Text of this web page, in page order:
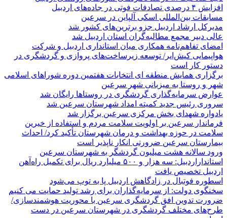
افزایش ۴ درصدی تصادفات فوتی در جاده‌های اردبیل
مسابقات بین‌المللی اسکی آلپاین در سرعین
مدیرکل ارشاد اردبیل جزو برترین‌های کشور شد
عالی دبیر مجمع مطالبه‌گران استان اردبیل شد
امضای تفاهم‌نامه همکاری میان استانداری اردبیل و شرکت
هواپیمایی کیش‌ایر/ توسعه زیرساخت‌های پروازی و گردشگری در
دستور کار است
برگزاری همایش منطقه ای انتخابات هفتمین دوره شوراهای اسلامی
شهر و روستا به میزبانی شهر سرعین
عوارض سرمایه‌گذاری گردشگری در روستاها رایگان شد
سروری رئیس جدید کمیته امداد شهرستان سرعین شد
یادواره شهدای بخش مرکزی سرعین برگزار شد
فرماندار سرعین بر اولویت سلامت مردم و استفاده از خیرین
سلامت در حوزه بهداشت و درمان شهرستان تأکید کرد/ احداث
بیمارستان سرعین ضرورتی انکار ناپذیر است
ورود سالانه هشت میلیون گردشگر به شهرستان سرعین
استانداراردبیل: سه هزار و ۵۰۰ میلیارد ریال برای تکمیل راه‌آهن
اردبیل تخصیص یافت
اسطوره فوتبال در زادگاهش اردبیل پا به توپ می‌شود
سخنگوی دولت: از سرمایه‌گذاران برای رشد تولید حمایت می کنیم
ضرورت تدوین افق گردشگری سرعین با محوریت هوشمندسازی/
طرح‌های مختلف گردشگری در شهرستان سرعین در دست